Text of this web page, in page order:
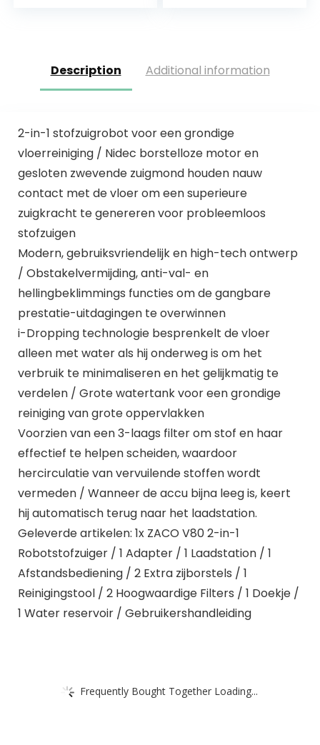
Description Additional information
2-in-1 stofzuigrobot voor een grondige
vloerreiniging / Nidec borstelloze motor en
gesloten zwevende zuigmond houden nauw
contact met de vloer om een superieure
zuigkracht te genereren voor probleemloos
stofzuigen
Modern, gebruiksvriendelijk en high-tech ontwerp
/ Obstakelvermijding, anti-val- en
hellingbeklimmings functies om de gangbare
prestatie-uitdagingen te overwinnen
i-Dropping technologie besprenkelt de vloer
alleen met water als hij onderweg is om het
verbruik te minimaliseren en het gelijkmatig te
verdelen / Grote watertank voor een grondige
reiniging van grote oppervlakken
Voorzien van een 3-laags filter om stof en haar
effectief te helpen scheiden, waardoor
hercirculatie van vervuilende stoffen wordt
vermeden / Wanneer de accu bijna leeg is, keert
hij automatisch terug naar het laadstation.
Geleverde artikelen: 1x ZACO V80 2-in-1
Robotstofzuiger / 1 Adapter / 1 Laadstation / 1
Afstandsbediening / 2 Extra zijborstels / 1
Reinigingstool / 2 Hoogwaardige Filters / 1 Doekje /
1 Water reservoir / Gebruikershandleiding
Frequently Bought Together Loading...